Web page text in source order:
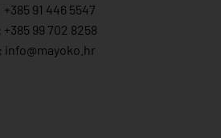
+385 91 446 5547
+385 99 702 8258
info@mayoko. hr